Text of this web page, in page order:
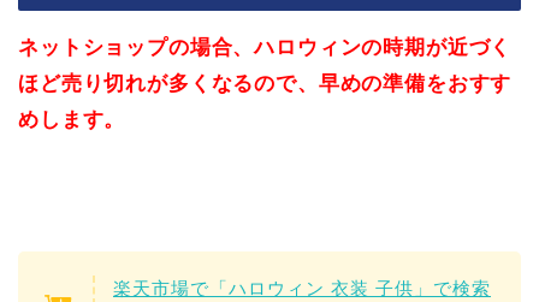
ネットショップの場合、ハロウィンの時期が近づく
ほど売り切れが多くなるので、早めの準備をおすす
めします。
楽天市場で「ハロウィン 衣装 子供」で検索